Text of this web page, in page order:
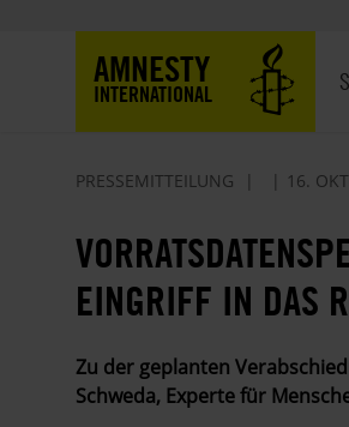
AMNESTY
INTERNATIONAL
PRESSEMITTEILUNG 16.
EINGRIFF IN DAS
Zu der geplanten
Schweda, Experte für